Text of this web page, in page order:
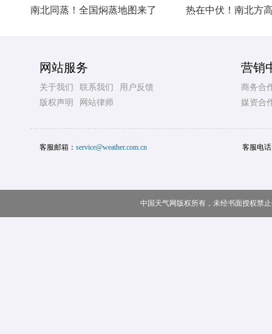
南北同蒸！全国焖蒸地图来了
网站服务
关于我们 联系我们
用户反馈
版权声明
网站律师
营销
商务合
媒资合
客服邮箱： service@weather.com.cn 客服电
中国天气网版权所有，未经书面授权